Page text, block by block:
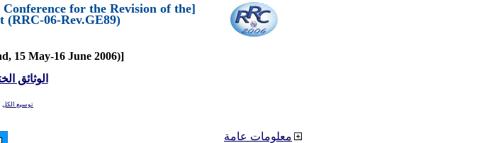
for the Revision of the
(RRC-06-Rev.GE89)]
[(Geneva, Switzerland, 15 May-16 June 2006)]
الوثائق
توسيع الكل
معلومات عامة